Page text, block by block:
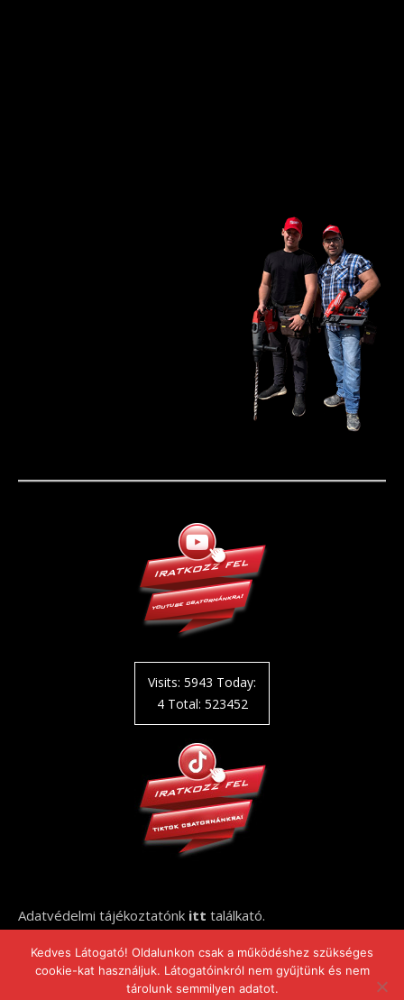
Visits: 5943 Today:
4 Total: 523452
Adatvédelmi tájékoztatónk itt találkató.
Kedves Látogató! Oldalunkon csak a működéshez szükséges
cookie-kat használjuk. Látogatóinkról nem gyűjtünk és nem
tárolunk semmilyen adatot.